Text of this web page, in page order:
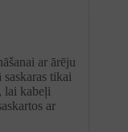
ar ārēju
tikai
lai kabeļi
ar